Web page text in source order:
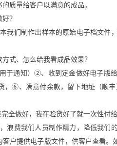
质量给客户以满意的成品。
？
我们制作出样本的原始电子档文件
式、怎么给我看成品效果？
于通知）②、收到定金做好电子
⑥、满意付余款，留下地址（顺
全做好，我在验货好了就一次性付给
浪费我们人员制作精力，降低我们
户提供电子版文件，供客户查看